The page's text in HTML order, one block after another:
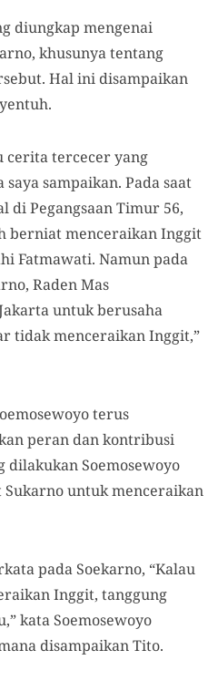
diungkap mengenai
khusunya tentang
Hal ini disampaikan
cerita tercecer yang
sampaikan. Pada saat
di Pegangsaan Timur 56,
berniat menceraikan Inggit
Fatmawati. Namun pada
Raden Mas
untuk berusaha
tidak menceraikan Inggit,”
terus
peran dan kontribusi
dilakukan Soemosewoyo
untuk menceraikan
pada Soekarno, “Kalau
Inggit, tanggung
kata Soemosewoyo
disampaikan Tito.